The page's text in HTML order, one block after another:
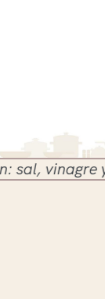
vinagre y